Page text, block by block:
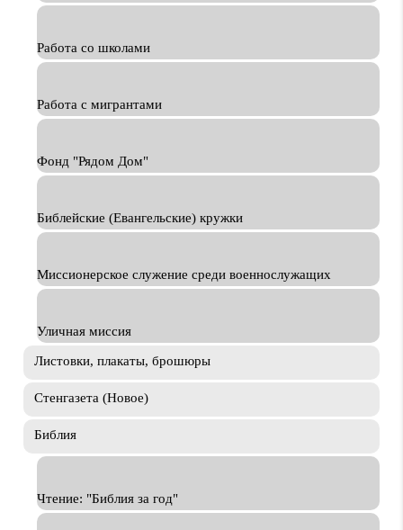
Работа со школами
Работа с мигрантами
Фонд "Рядом Дом"
Библейские (Евангельские) кружки
Миссионерское служение среди военнослужащих
Уличная миссия
Листовки, плакаты, брошюры
Стенгазета (Новое)
Библия
Чтение: "Библия за год"